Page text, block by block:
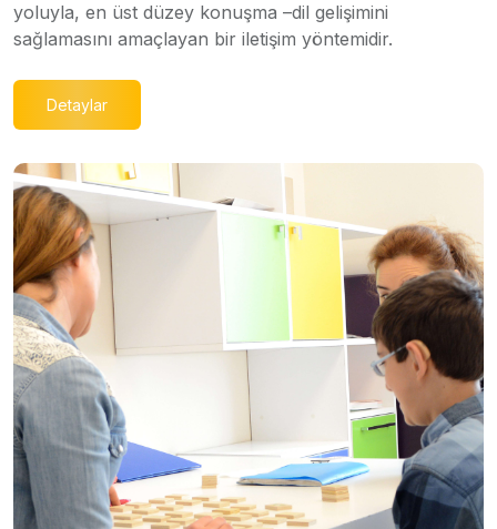
yoluyla, en üst düzey konuşma –dil gelişimini
sağlamasını amaçlayan bir iletişim yöntemidir.
Detaylar